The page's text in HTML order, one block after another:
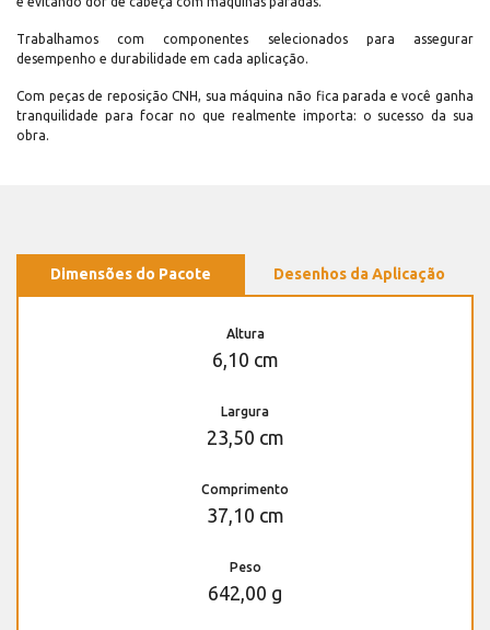
Trabalhamos com componentes selecionados para assegurar
desempenho e durabilidade em cada aplicação.
Com peças de reposição CNH, sua máquina não fica parada e você ganha
tranquilidade para focar no que realmente importa: o sucesso da sua
obra.
Dimensões do Pacote Desenhos da Aplicação
Altura
6,10 cm
Largura
23,50 cm
Comprimento
37,10 cm
Peso
642,00 g